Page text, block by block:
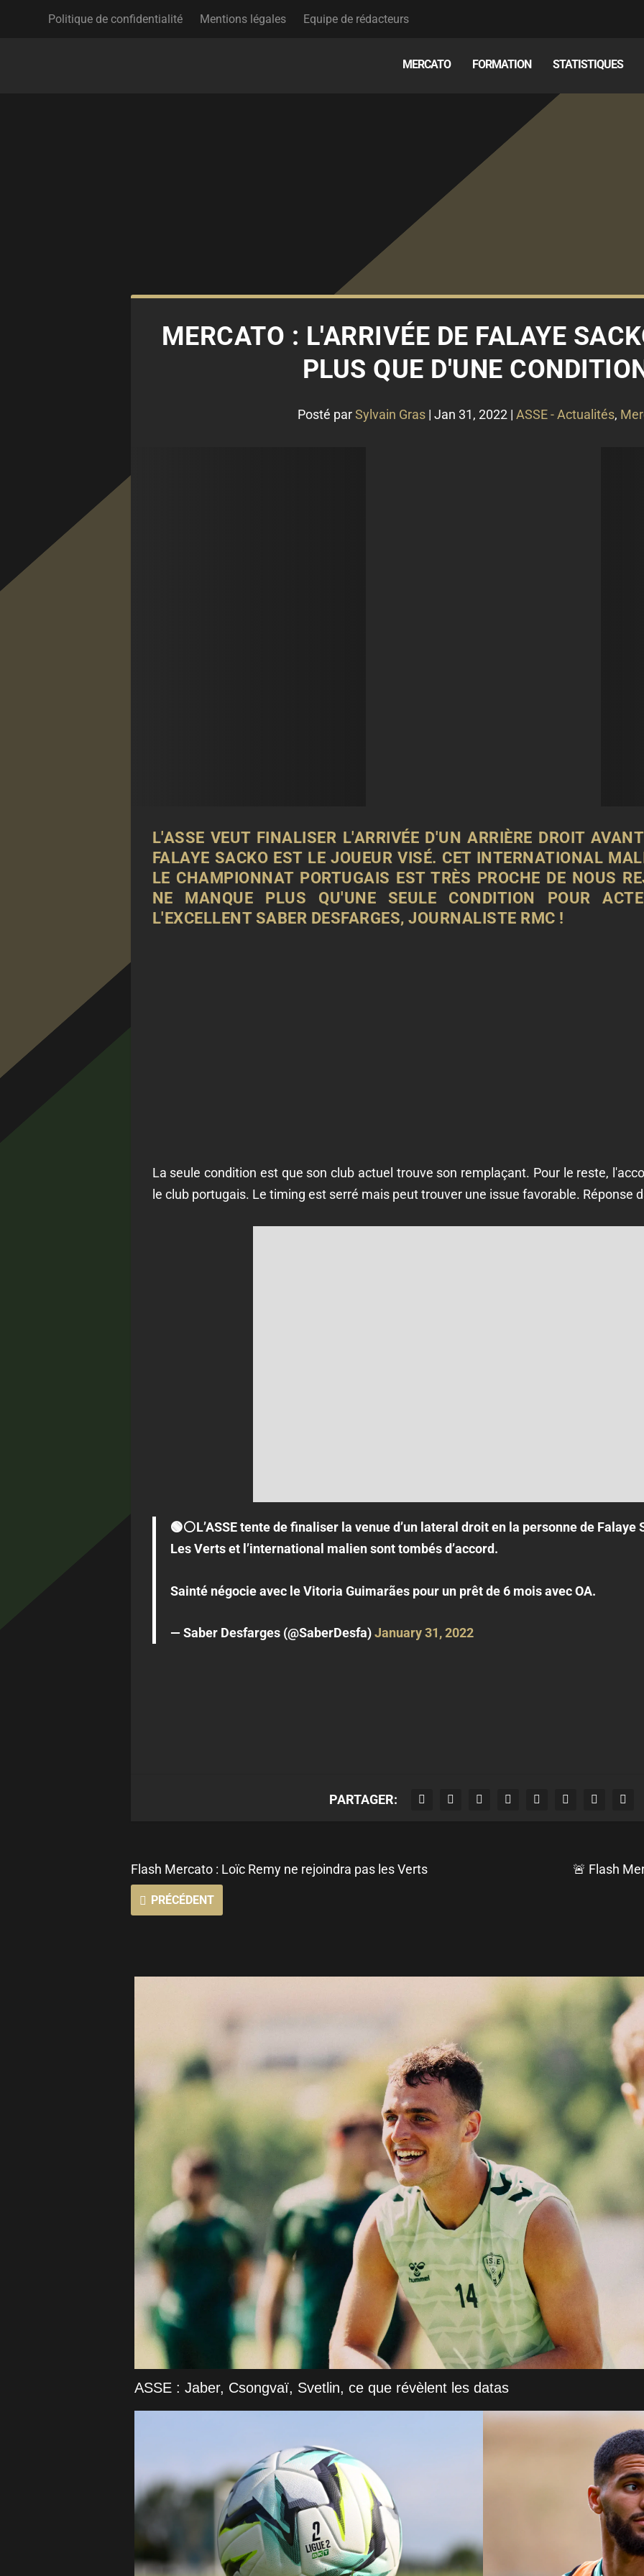
Politique de confidentialité Mentions légales Equipe de rédacteurs
MERCATO FORMATION STATISTIQUES
MERCATO : L'ARRIVÉE DE FALAYE
PLUS QUE D'UNE
Posté parSylvain Gras | Jan 31, 2022 | ASSE - Actualités,
L'ASSE VEUT FINALISER L'ARRIVÉE D'UN ARRIÈRE DROIT
FALAYE SACKO EST LE JOUEUR VISÉ. CET INTERNATIONAL
LE CHAMPIONNAT PORTUGAIS EST TRÈS PROCHE DE NOUS
NE MANQUE PLUS QU'UNE SEULE CONDITION POUR
L'EXCELLENT SABER DESFARGES, JOURNALISTE RMC !
La seule condition est que son club actuel trouve son remplaçant. Pour le reste,
le club portugais. Le timing est serré mais peut trouver une issue favorable. Réponse
🟢⚪️L’ASSE tente de finaliser la venue d’un lateral droit en la personne de
Les Verts et l’international malien sont tombés d’accord.
Sainté négocie avec le Vitoria Guimarães pour un prêt de 6 mois avec OA.
— Saber Desfarges (@SaberDesfa)January 31, 2022
PARTAGER:
Flash Mercato : Loïc Remy ne rejoindra pas les Verts
PRÉCÉDENT
🚨 Flash
ASSE : Jaber, Csongvaï, Svetlin, ce que révèlent les datas